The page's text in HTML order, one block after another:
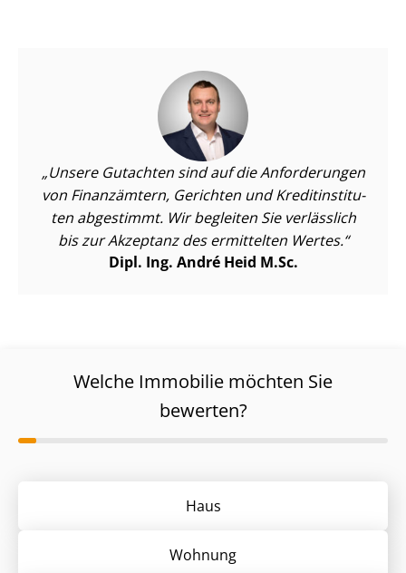
Unsere Gutachten sind auf die Anforderungen
von Finanzämtern, Gerichten und Kre­dit­in­sti­tu­
ten abgestimmt. Wir begleiten Sie verlässlich
bis zur Akzeptanz des ermittelten Wertes.
Dipl. Ing. André Heid M.Sc.
Welche Immobilie möchten Sie
bewerten?
Haus
Wohnung